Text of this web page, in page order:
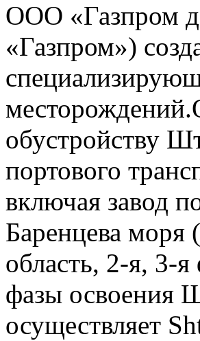
ООО «Газпром
«Газпром»)
обустройству
портового
включая завод
Баренцева моря
область, 2-я, 3-
фазы освоения
осуществляет